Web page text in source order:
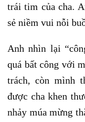
trái tim của cha.
sẻ niềm vui nỗi
Anh nhìn lại
quá bất công với
trách, còn mình
được cha khen
nhảy múa mừng